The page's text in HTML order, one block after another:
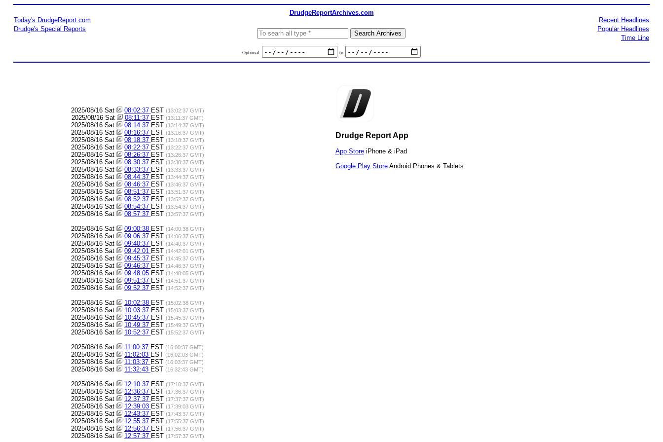
DrudgeReportArchives.com
Today's DrudgeReport.com
Drudge's Special Reports
Optional: to
Recent Headlines
Popular Headlines
Time Line
2025/08/16 Sat 08:02:37 EST (13:02:37 GMT)
2025/08/16 Sat 08:11:37 EST (13:11:37 GMT)
2025/08/16 Sat 08:14:37 EST (13:14:37 GMT)
2025/08/16 Sat 08:16:37 EST (13:16:37 GMT)
2025/08/16 Sat 08:18:37 EST (13:18:37 GMT)
2025/08/16 Sat 08:22:37 EST (13:22:37 GMT)
2025/08/16 Sat 08:26:37 EST (13:26:37 GMT)
2025/08/16 Sat 08:30:37 EST (13:30:37 GMT)
2025/08/16 Sat 08:33:37 EST (13:33:37 GMT)
2025/08/16 Sat 08:44:37 EST (13:44:37 GMT)
2025/08/16 Sat 08:46:37 EST (13:46:37 GMT)
2025/08/16 Sat 08:51:37 EST (13:51:37 GMT)
2025/08/16 Sat 08:52:37 EST (13:52:37 GMT)
2025/08/16 Sat 08:54:37 EST (13:54:37 GMT)
2025/08/16 Sat 08:57:37 EST (13:57:37 GMT)
2025/08/16 Sat 09:00:38 EST (14:00:38 GMT)
2025/08/16 Sat 09:06:37 EST (14:06:37 GMT)
2025/08/16 Sat 09:40:37 EST (14:40:37 GMT)
2025/08/16 Sat 09:42:01 EST (14:42:01 GMT)
2025/08/16 Sat 09:45:37 EST (14:45:37 GMT)
2025/08/16 Sat 09:46:37 EST (14:46:37 GMT)
2025/08/16 Sat 09:48:05 EST (14:48:05 GMT)
2025/08/16 Sat 09:51:37 EST (14:51:37 GMT)
2025/08/16 Sat 09:52:37 EST (14:52:37 GMT)
2025/08/16 Sat 10:02:38 EST (15:02:38 GMT)
2025/08/16 Sat 10:03:37 EST (15:03:37 GMT)
2025/08/16 Sat 10:45:37 EST (15:45:37 GMT)
2025/08/16 Sat 10:49:37 EST (15:49:37 GMT)
2025/08/16 Sat 10:52:37 EST (15:52:37 GMT)
2025/08/16 Sat 11:00:37 EST (16:00:37 GMT)
2025/08/16 Sat 11:02:03 EST (16:02:03 GMT)
2025/08/16 Sat 11:03:37 EST (16:03:37 GMT)
2025/08/16 Sat 11:32:43 EST (16:32:43 GMT)
2025/08/16 Sat 12:10:37 EST (17:10:37 GMT)
2025/08/16 Sat 12:36:37 EST (17:36:37 GMT)
2025/08/16 Sat 12:37:37 EST (17:37:37 GMT)
2025/08/16 Sat 12:39:03 EST (17:39:03 GMT)
2025/08/16 Sat 12:43:37 EST (17:43:37 GMT)
2025/08/16 Sat 12:55:37 EST (17:55:37 GMT)
2025/08/16 Sat 12:56:37 EST (17:56:37 GMT)
2025/08/16 Sat 12:57:37 EST (17:57:37 GMT)
Drudge Report App
App StoreiPhone & iPad
Google Play StoreAndroid Phones & Tablets